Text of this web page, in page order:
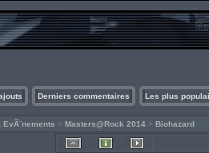
Derniers commentaires Les plus
> Masters@Rock 2014 > Biohazard